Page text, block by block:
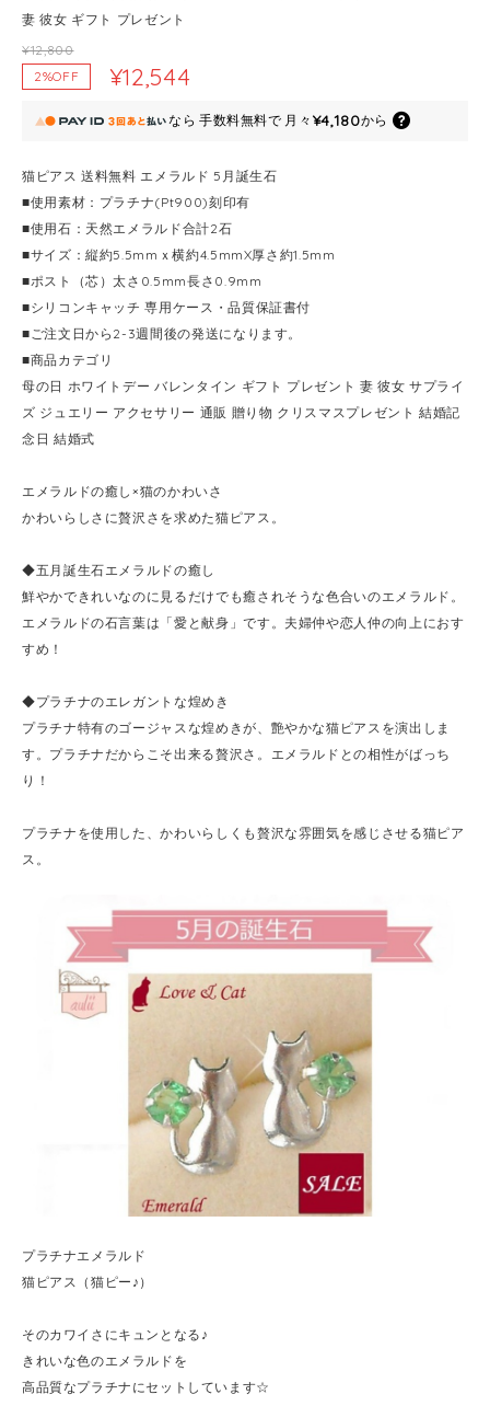
妻 彼女 ギフト プレゼント
¥12,800
2%OFF
¥12,544
なら 手数料無料で 月々 ¥4,180から
猫ピアス 送料無料 エメラルド 5月誕生石
■使用素材：プラチナ(Pt900)刻印有
■使用石：天然エメラルド合計2石
■サイズ：縦約5.5mmｘ横約4.5mmX厚さ約1.5mm
■ポスト（芯）太さ0.5mm長さ0.9mm
■シリコンキャッチ 専用ケース・品質保証書付
■ご注文日から2-3週間後の発送になります。
■商品カテゴリ
母の日 ホワイトデー バレンタイン ギフト プレゼント 妻 彼女 サプライ
ズ ジュエリー アクセサリー 通販 贈り物 クリスマスプレゼント 結婚記
念日 結婚式
エメラルドの癒し×猫のかわいさ
かわいらしさに贅沢さを求めた猫ピアス。
◆五月誕生石エメラルドの癒し
鮮やかできれいなのに見るだけでも癒されそうな色合いのエメラルド。
エメラルドの石言葉は「愛と献身」です。夫婦仲や恋人仲の向上におす
すめ！
◆プラチナのエレガントな煌めき
プラチナ特有のゴージャスな煌めきが、艶やかな猫ピアスを演出しま
す。プラチナだからこそ出来る贅沢さ。エメラルドとの相性がばっち
り！
プラチナを使用した、かわいらしくも贅沢な雰囲気を感じさせる猫ピア
ス。
プラチナエメラルド
猫ピアス（猫ピー♪）
そのカワイさにキュンとなる♪
きれいな色のエメラルドを
高品質なプラチナにセットしています☆